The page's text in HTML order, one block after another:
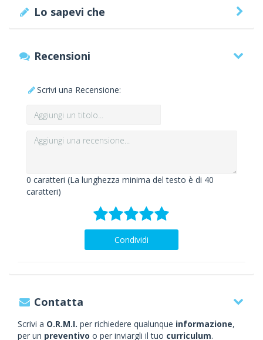
Lo sapevi che
Recensioni
Scrivi una Recensione:
0 caratteri (La lunghezza minima del testo è di 40
caratteri)
Condividi
Contatta
Scrivi a O.R.M.I. per richiedere qualunque informazione,
per un preventivo o per inviargli il tuo curriculum.